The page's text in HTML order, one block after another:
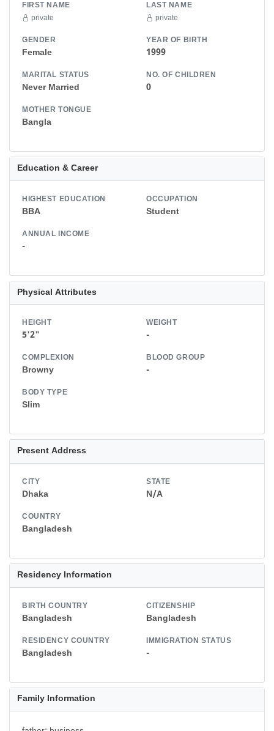
FIRST NAME
private
LAST NAME
private
GENDER
Female
YEAR OF BIRTH
1999
MARITAL STATUS
Never Married
NO. OF CHILDREN
0
MOTHER TONGUE
Bangla
Education & Career
HIGHEST EDUCATION
BBA
OCCUPATION
Student
ANNUAL INCOME
-
Physical Attributes
HEIGHT
5'2"
WEIGHT
-
COMPLEXION
Browny
BLOOD GROUP
-
BODY TYPE
Slim
Present Address
CITY
Dhaka
STATE
N/A
COUNTRY
Bangladesh
Residency Information
BIRTH COUNTRY
Bangladesh
CITIZENSHIP
Bangladesh
RESIDENCY COUNTRY
Bangladesh
IMMIGRATION STATUS
-
Family Information